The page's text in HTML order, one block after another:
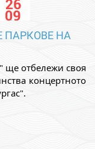
НА
ще отбележи своя
концертното